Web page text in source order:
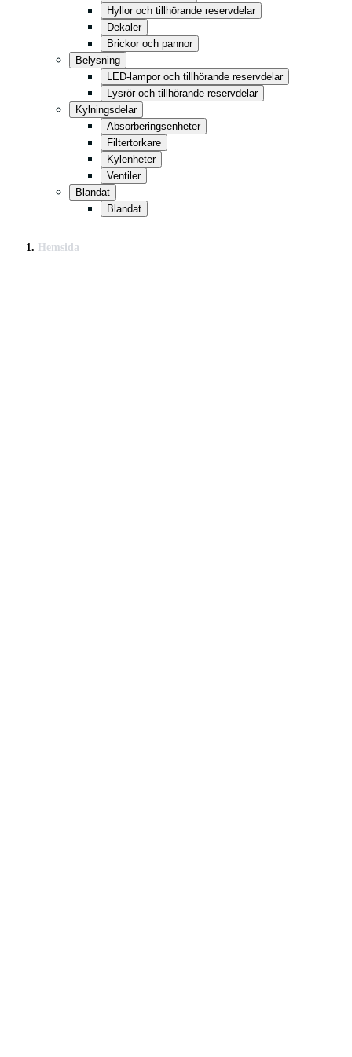
Hyllor och tillhörande reservdelar
Dekaler
Brickor och pannor
Belysning
LED-lampor och tillhörande reservdelar
Lysrör och tillhörande reservdelar
Kylningsdelar
Absorberingsenheter
Filtertorkare
Kylenheter
Ventiler
Blandat
Blandat
Hemsida